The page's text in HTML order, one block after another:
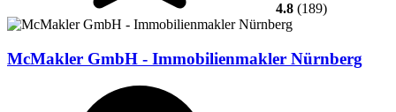
4.8 (189)
McMakler GmbH - Immobilienmakler Nürnberg